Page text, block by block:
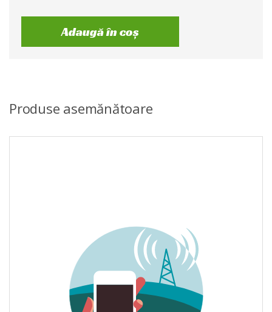
Adaugă în coș
Produse asemănătoare